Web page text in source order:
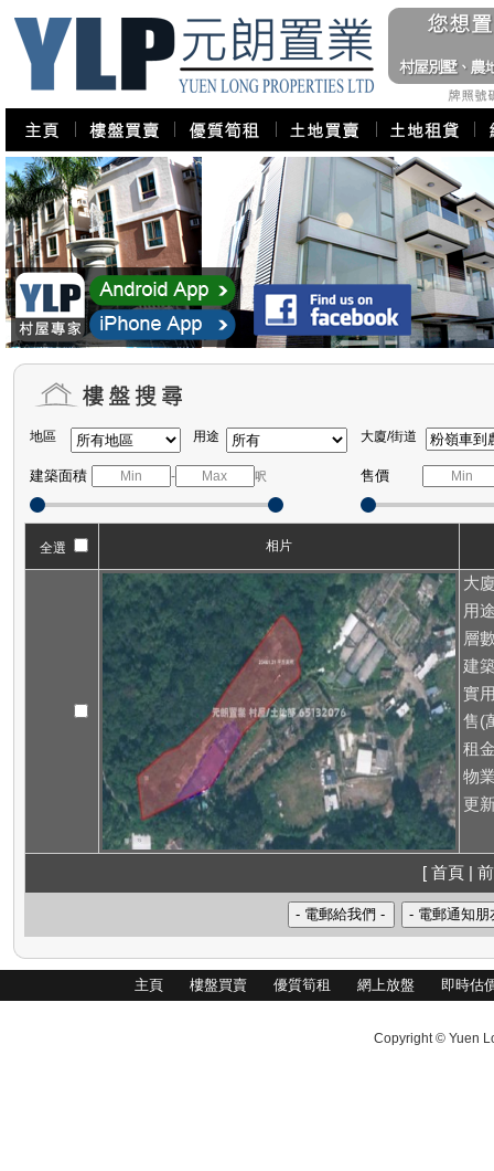
地區 用途 大廈/街道
建築面積 - 呎 售價
全選 相片
大
用
層
建
實
售(
租
物
更
[ 首頁 |
主頁 樓盤買賣 優質筍租 網上放盤 即時估
Copyright © Yuen